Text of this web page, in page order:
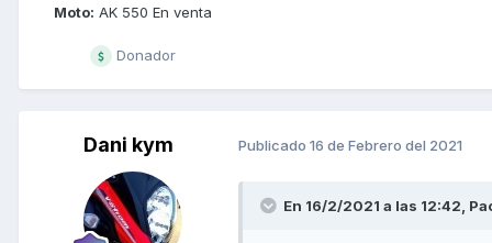
Moto: AK 550 En venta
Donador
Dani kym Publicado 16 de Febrero del 2021
En 16/2/2021 a las 12:42,